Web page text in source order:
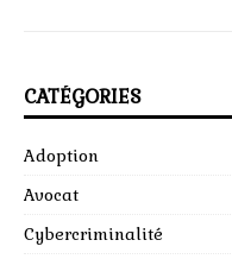
CATÉGORIES
Adoption
Avocat
Cybercriminalité